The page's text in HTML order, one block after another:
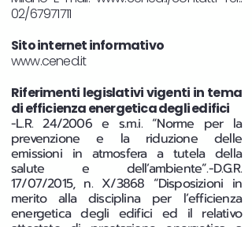
02/67971711
Sito internet informativo
www.cened.it
Riferimenti legislativi vigenti in tema
di efficienza energetica degli edifici
-L.R. 24/2006 e s.m.i. “Norme per la
prevenzione e la riduzione delle
emissioni in atmosfera a tutela della
salute e dell’ambiente”.-D.G.R.
17/07/2015, n. X/3868 “Disposizioni in
merito alla disciplina per l’efficienza
energetica degli edifici ed il relativo